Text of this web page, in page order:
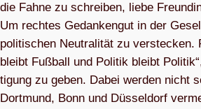
die Fahne zu schrei­ben, liebe
Um rech­tes Gedan­ken­gut in der
poli­ti­schen Neu­tra­li­tät zu ver­ste­cken.
bleibt Fuß­ball und Poli­tik bleibt
ti­gung zu geben. Dabei wer­den nicht
Dort­mund, Bonn und Düs­sel­dorf